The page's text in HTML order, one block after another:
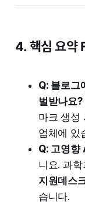
4. 핵심 요약
Q: 블로그
벌받나요?
마크 생성
업체에 있
Q: 고영향
니요. 과
지원데스
습니다.